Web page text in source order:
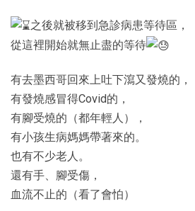
之後就被移到急診病患等待區，
從這裡開始就無止盡的等待
有去墨西哥回來上吐下瀉又發燒的，
有發燒感冒得Covid的，
有腳受燒的（都年輕人），
有小孩生病媽媽帶著來的。
也有不少老人。
還有手、腳受傷，
血流不止的（看了會怕）